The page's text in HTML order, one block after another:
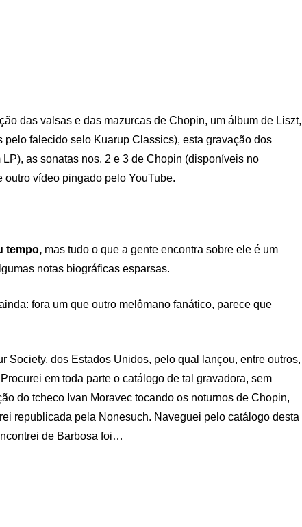
das valsas e das mazurcas de Chopin, um álbum de Liszt,
falecido selo Kuarup Classics), esta gravação dos
LP), as sonatas nos. 2 e 3 de Chopin (disponíveis no
outro vídeo pingado pelo YouTube.
tempo, mas tudo o que a gente encontra sobre ele é um
notas biográficas esparsas.
fora um que outro melômano fanático, parece que
Society, dos Estados Unidos, pelo qual lançou, entre outros,
em toda parte o catálogo de tal gravadora, sem
do tcheco Ivan Moravec tocando os noturnos de Chopin,
republicada pela Nonesuch. Naveguei pelo catálogo desta
de Barbosa foi…